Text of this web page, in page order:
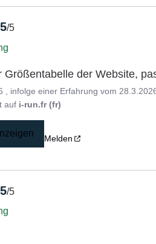
5/5
Größentabelle der Website,
, infolge einer Erfahrung vom
auf i-run.fr (fr)
Melden
5/5